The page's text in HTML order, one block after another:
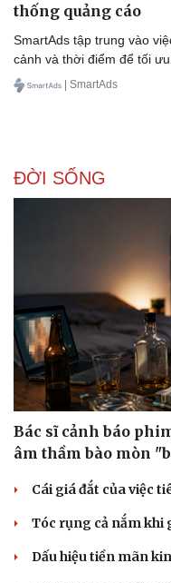
thống quảng cáo
SmartAds tập trung vào
cảnh và thời điểm để tối ưu.
| SmartAds
ĐỜI SỐNG
Bác sĩ cảnh báo
âm thầm bào mòn
Cái giá đắt của việc
Tóc rụng cả nắm khi
Dấu hiệu tiền mãn